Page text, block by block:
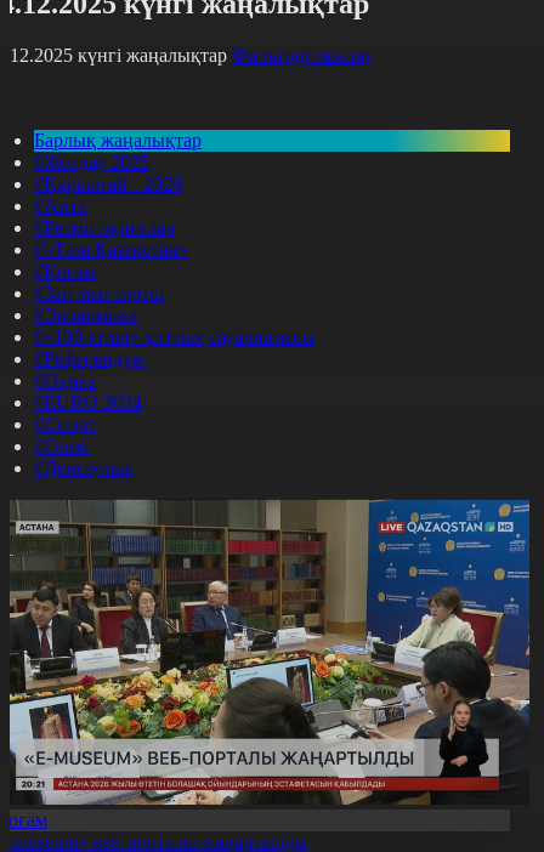
күнгі жаңалықтар Фильтрді тазалау
Барлық жаңалықтар
#Жолдау 2025
#Құрылтай - 2026
#Апта
#Ресми оқиғалар
#«Таза Қазақстан»
#Қоғам
#Заң мен тәртіп
#Экономика
#«100 кітап» ұлттық сауалнамасы
#Референдум
#Оқиға
#EURO 2024
#Спорт
#Әлем
#Денсаулық
museum» веб-порталы жаңартылды